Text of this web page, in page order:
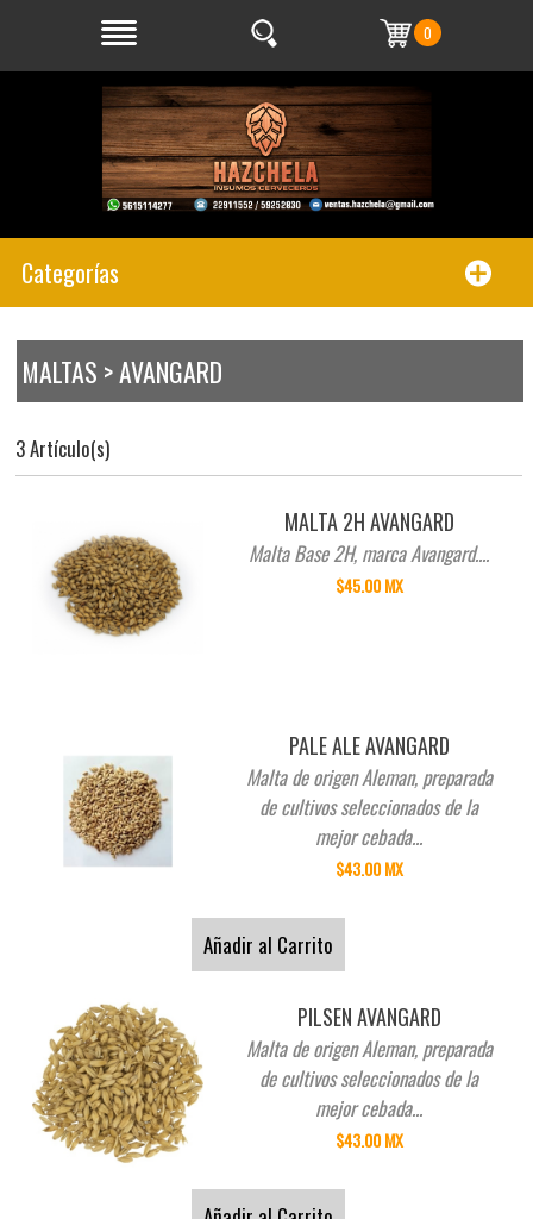
0
Categorías
MALTAS > AVANGARD
3 Artículo(s)
MALTA 2H AVANGARD
Malta Base 2H, marca Avangard....
$45.00 MX
PALE ALE AVANGARD
Malta de origen Aleman, preparada
de cultivos seleccionados de la
mejor cebada...
$43.00 MX
Añadir al Carrito
PILSEN AVANGARD
Malta de origen Aleman, preparada
de cultivos seleccionados de la
mejor cebada...
$43.00 MX